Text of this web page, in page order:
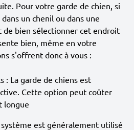
Pour votre garde de chien, si
un chenil ou dans une
de bien sélectionner cet endroit
bien, même en votre
s'offrent donc à vous :
: La garde de chiens est
Cette option peut coûter
longue
est généralement utilisé